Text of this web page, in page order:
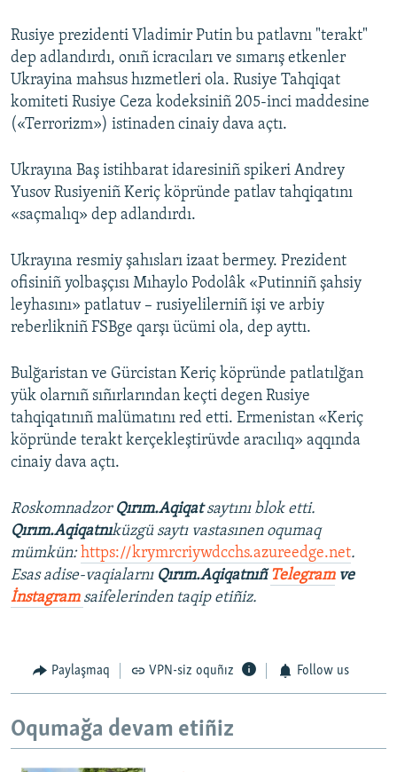
Rusiye prezidenti Vladimir Putin bu patlavnı "terakt"
dep adlandırdı, onıñ icracıları ve sımarış etkenler
Ukrayina mahsus hızmetleri ola. Rusiye Tahqiqat
komiteti Rusiye Ceza kodeksiniñ 205-inci maddesine
(«Terrorizm») istinaden cinaiy dava açtı.
Ukrayına Baş istihbarat idaresiniñ spikeri Andrey
Yusov Rusiyeniñ Keriç köpründe patlav tahqiqatını
«saçmalıq» dep adlandırdı.
Ukrayına resmiy şahısları izaat bermey. Prezident
ofisiniñ yolbaşçısı Mıhaylo Podolâk «Putinniñ şahsiy
leyhasını» patlatuv – rusiyelilerniñ işi ve arbiy
reberlikniñ FSBge qarşı ücümi ola, dep ayttı.
Bulğaristan ve Gürcistan Keriç köpründe patlatılğan
yük olarnıñ sıñırlarından keçti degen Rusiye
tahqiqatınıñ malümatını red etti. Ermenistan «Keriç
köpründe terakt kerçekleştirüvde aracılıq» aqqında
cinaiy dava açtı.
Roskomnadzor Qırım.Aqiqatsaytını blok etti.
Qırım.Aqiqatnıküzgü saytı vastasınen oqumaq
mümkün:https://krymrcriywdcchs.azureedge.net.
Esas adise-vaqialarnı Qırım.Aqiqatnıñ Telegramve
İnstagram saifelerinden taqip etiñiz.
Paylaşmaq VPN-siz oquñız Follow us
Oqumağa devam etiñiz